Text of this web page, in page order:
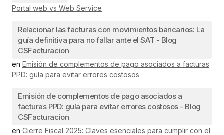
Portal web vs Web Service
Relacionar las facturas con movimientos bancarios: La
guía definitiva para no fallar ante el SAT - Blog
CSFacturacion
en Emisión de complementos de pago asociados a facturas
PPD: guía para evitar errores costosos
Emisión de complementos de pago asociados a
facturas PPD: guía para evitar errores costosos - Blog
CSFacturacion
en Cierre Fiscal 2025: Claves esenciales para cumplir con el